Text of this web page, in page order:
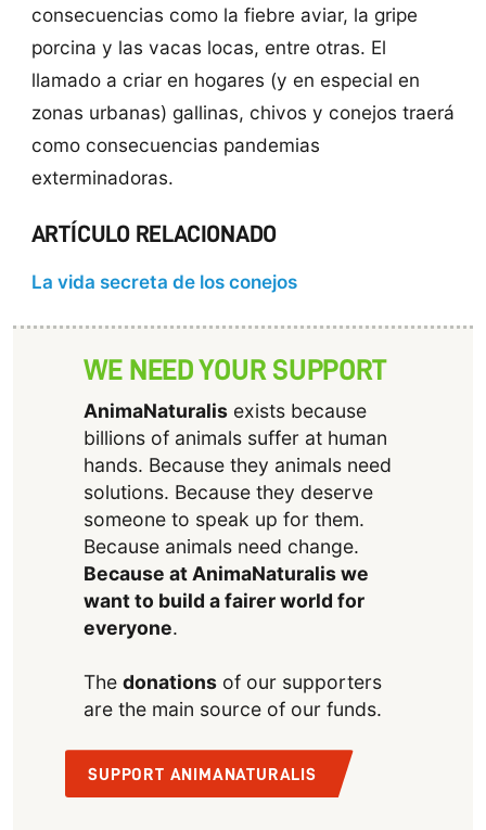
consecuencias como la fiebre aviar, la gripe
porcina y las vacas locas, entre otras. El
llamado a criar en hogares (y en especial en
zonas urbanas) gallinas, chivos y conejos traerá
como consecuencias pandemias
exterminadoras.
ARTÍCULO RELACIONADO
La vida secreta de los conejos
WE NEED YOUR SUPPORT
AnimaNaturalisexists because
billions of animals suffer at human
hands. Because they animals need
solutions. Because they deserve
someone to speak up for them.
Because animals need change.
Because at AnimaNaturalis we
want to build a fairer world for
everyone.
The donationsof our supporters
are the main source of our funds.
SUPPORT ANIMANATURALIS